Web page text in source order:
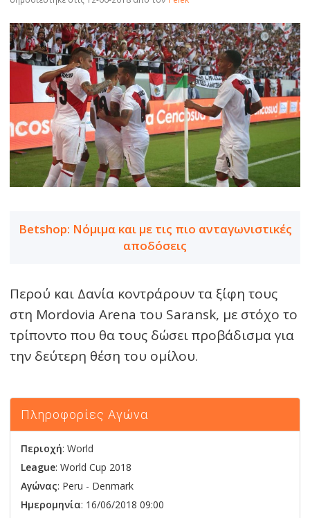
Betshop: Νόμιμα και με τις πιο ανταγωνιστικές
αποδόσεις
Περού και Δανία κοντράρουν τα ξίφη τους
στη Mordovia Arena του Saransk, με στόχο το
τρίποντο που θα τους δώσει προβάδισμα για
την δεύτερη θέση του ομίλου.
Πληροφορίες Αγώνα
Περιοχή: World
League: World Cup 2018
Αγώνας: Peru - Denmark
Ημερομηνία: 16/06/2018 09:00